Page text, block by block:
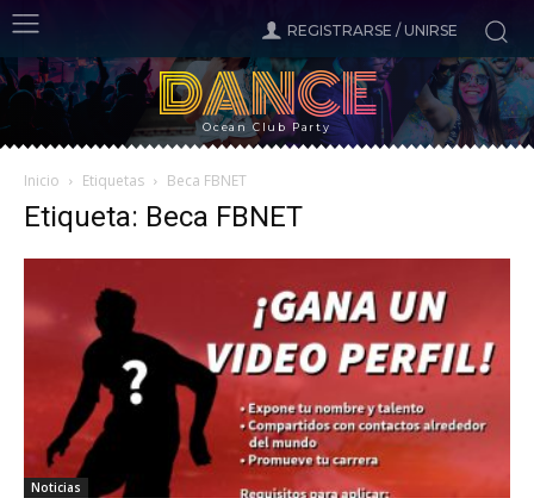
REGISTRARSE / UNIRSE
DANCE
Ocean Club Party
Inicio Etiquetas Beca FBNET
Etiqueta: Beca FBNET
Noticias